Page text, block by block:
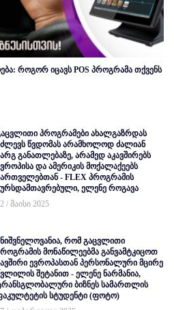
როგორ იცავს POS პროგრამა თქვენს
პროგრამები ახალგაზრდას
წვდომას არამხოლოდ ძალიან
განათლებაზე, არამედ აკავშირებს
და ამერიკის მოქალაქეებს
- FLEX პროგრამის
ელენე როგავა
/ მაისი 2025
რომ გაცვლითი
მონაწილეებმა განვამტკიცოთ
ევროპასთან პერსონალური მცირე
შეტანით - ელენე ნარმანია,
ბიზნეს სამართლის
სტუდენტი (ფოტო)